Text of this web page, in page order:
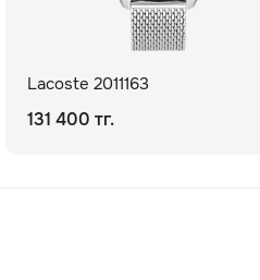
Lacoste 2011163
131 400 тг.